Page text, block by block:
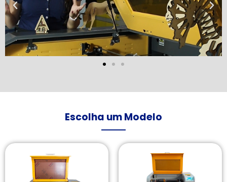
Escolha um Modelo